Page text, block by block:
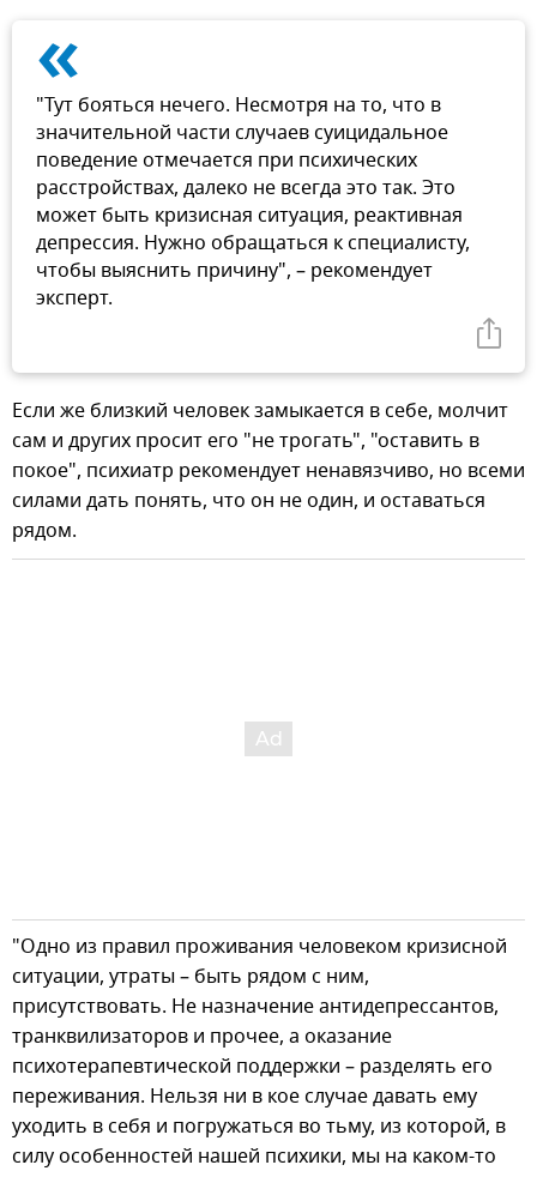
«
"Тут бояться нечего. Несмотря на то, что в
значительной части случаев суицидальное
поведение отмечается при психических
расстройствах, далеко не всегда это так. Это
может быть кризисная ситуация, реактивная
депрессия. Нужно обращаться к специалисту,
чтобы выяснить причину", – рекомендует
эксперт.
Если же близкий человек замыкается в себе, молчит
сам и других просит его "не трогать", "оставить в
покое", психиатр рекомендует ненавязчиво, но всеми
силами дать понять, что он не один, и оставаться
рядом.
"Одно из правил проживания человеком кризисной
ситуации, утраты – быть рядом с ним,
присутствовать. Не назначение антидепрессантов,
транквилизаторов и прочее, а оказание
психотерапевтической поддержки – разделять его
переживания. Нельзя ни в кое случае давать ему
уходить в себя и погружаться во тьму, из которой, в
силу особенностей нашей психики, мы на каком-то